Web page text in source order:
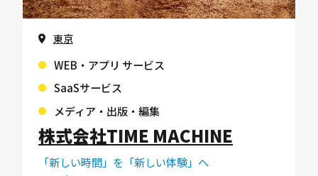
東京
WEB・アプリ サービス
SaaSサービス
メディア・出版・編集
株式会社TIME MACHINE
「新しい時間」を「新しい体験」へ